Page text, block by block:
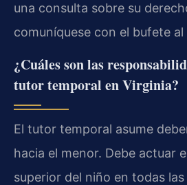
una consulta sobre su
comuníquese con el bufete
¿Cuáles son las
tutor temporal en Virginia?
El tutor temporal asume
hacia el menor. Debe actuar
superior del niño en todas